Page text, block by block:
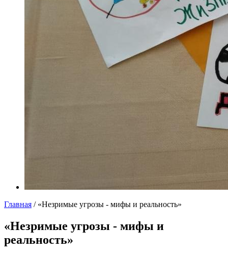
Главная / «Незримые угрозы - мифы и реальность»
«Незримые угрозы - мифы и
реальность»